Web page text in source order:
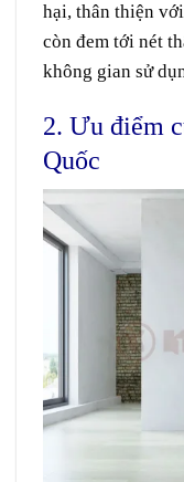
hại, thân thiện với
còn đem tới nét
không gian sử
2. Ưu điểm
Quốc